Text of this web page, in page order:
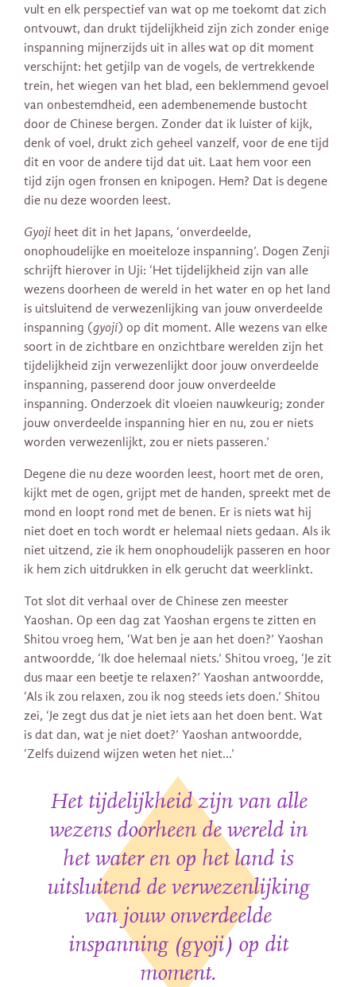
vult en elk perspectief van wat op me toekomt dat zich
ontvouwt, dan drukt tijdelijkheid zijn zich zonder enige
inspanning mijnerzijds uit in alles wat op dit moment
verschijnt: het getjilp van de vogels, de vertrekkende
trein, het wiegen van het blad, een beklemmend gevoel
van onbestemdheid, een adembenemende bustocht
door de Chinese bergen. Zonder dat ik luister of kijk,
denk of voel, drukt zich geheel vanzelf, voor de ene tijd
dit en voor de andere tijd dat uit. Laat hem voor een
tijd zijn ogen fronsen en knipogen. Hem? Dat is degene
die nu deze woorden leest.
Gyoji heet dit in het Japans, ‘onverdeelde,
onophoudelijke en moeiteloze inspanning’. Dogen Zenji
schrijft hierover in Uji: ‘Het tijdelijkheid zijn van alle
wezens doorheen de wereld in het water en op het land
is uitsluitend de verwezenlijking van jouw onverdeelde
inspanning (gyoji) op dit moment. Alle wezens van elke
soort in de zichtbare en onzichtbare werelden zijn het
tijdelijkheid zijn verwezenlijkt door jouw onverdeelde
inspanning, passerend door jouw onverdeelde
inspanning. Onderzoek dit vloeien nauwkeurig; zonder
jouw onverdeelde inspanning hier en nu, zou er niets
worden verwezenlijkt, zou er niets passeren.’
Degene die nu deze woorden leest, hoort met de oren,
kijkt met de ogen, grijpt met de handen, spreekt met de
mond en loopt rond met de benen. Er is niets wat hij
niet doet en toch wordt er helemaal niets gedaan. Als ik
niet uitzend, zie ik hem onophoudelijk passeren en hoor
ik hem zich uitdrukken in elk gerucht dat weerklinkt.
Tot slot dit verhaal over de Chinese zen meester
Yaoshan. Op een dag zat Yaoshan ergens te zitten en
Shitou vroeg hem, ‘Wat ben je aan het doen?’ Yaoshan
antwoordde, ‘Ik doe helemaal niets.’ Shitou vroeg, ‘Je zit
dus maar een beetje te relaxen?’ Yaoshan antwoordde,
‘Als ik zou relaxen, zou ik nog steeds iets doen.’ Shitou
zei, ‘Je zegt dus dat je niet iets aan het doen bent. Wat
is dat dan, wat je niet doet?’ Yaoshan antwoordde,
‘Zelfs duizend wijzen weten het niet…’
Het tijdelijkheid zijn van alle
wezens doorheen de wereld in
het water en op het land is
uitsluitend de verwezenlijking
van jouw onverdeelde
inspanning (gyoji) op dit
moment.